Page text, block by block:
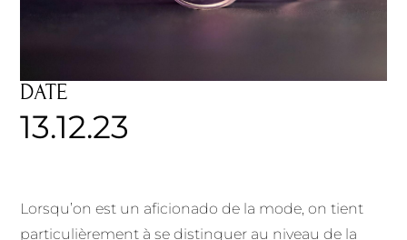
DATE
13.12.23
Lorsqu’on est un aficionado de la mode, on tient
particulièrement à se distinguer au niveau de la